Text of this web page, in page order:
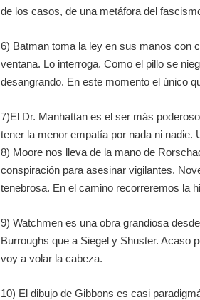
de los casos, de una metáfora del
6) Batman toma la ley en sus manos con
ventana. Lo interroga. Como el pillo se
desangrando. En este momento el único
7)El Dr. Manhattan es el ser más
tener la menor empatía por nada ni nadie.
8) Moore nos lleva de la mano de
conspiración para asesinar vigilantes.
tenebrosa. En el camino recorreremos la
9) Watchmen es una obra grandiosa
Burroughs que a Siegel y Shuster. Acaso
voy a volar la cabeza.
10) El dibujo de Gibbons es casi